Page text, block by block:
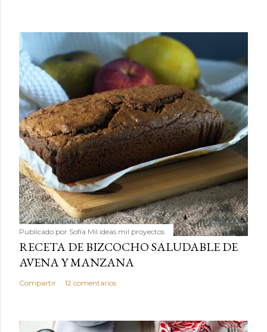
Publicado por Sofía Mil ideas mil proyectos
RECETA DE BIZCOCHO SALUDABLE DE
AVENA Y MANZANA
Compartir 12 comentarios